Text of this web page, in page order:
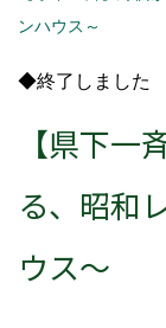
ンハウス～
◆終了しました
【県下一
る、昭和
ウス～